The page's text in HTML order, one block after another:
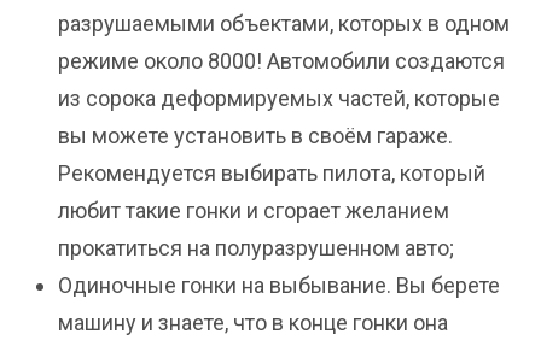
разрушаемыми объектами, которых в одном
режиме около 8000! Автомобили создаются
из сорока деформируемых частей, которые
вы можете установить в своём гараже.
Рекомендуется выбирать пилота, который
любит такие гонки и сгорает желанием
прокатиться на полуразрушенном авто;
Одиночные гонки на выбывание. Вы берете
машину и знаете, что в конце гонки она